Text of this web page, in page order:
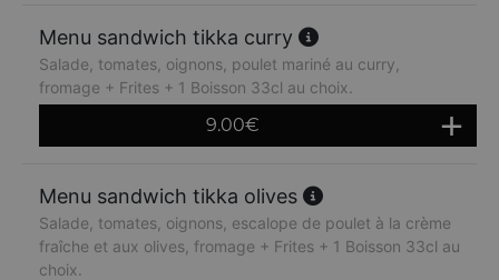
Menu sandwich tikka curry
Salade, tomates, oignons, poulet mariné au curry,
fromage + Frites + 1 Boisson 33cl au choix.
9.00€
Menu sandwich tikka olives
Salade, tomates, oignons, escalope de poulet à la crème
fraîche et aux olives, fromage + Frites + 1 Boisson 33cl au
choix.